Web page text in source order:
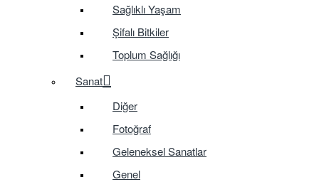
Sağlıklı Yaşam
Şifalı Bitkiler
Toplum Sağlığı
Sanat
Diğer
Fotoğraf
Geleneksel Sanatlar
Genel